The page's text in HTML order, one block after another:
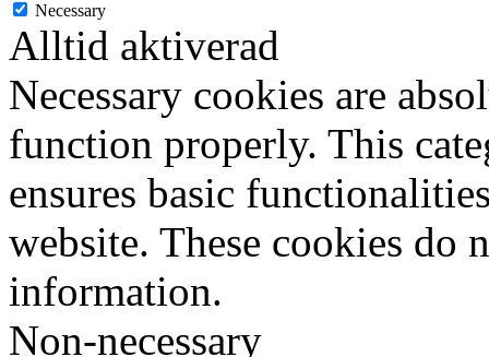
Necessary
Alltid aktiverad
Necessary cookies are
function properly. This
ensures basic
website. These cookies do
information.
Non-necessary